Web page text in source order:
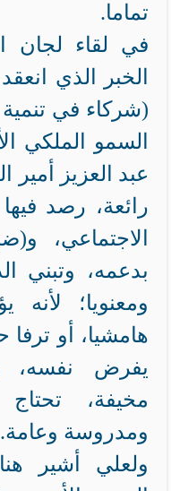
تماما.
في لقاء لجان
الخبر الذي
(شركاء في
السمو الملكي
عبد العزيز أمير
رائعة، رصد
الاجتماعي،
بدعمه، وتبني
ومعنويا؛
هامشيا، أو ترفا
يفرض نفسه،
مخيفة،
ومدروسة وعامة.
ولعلي أشير